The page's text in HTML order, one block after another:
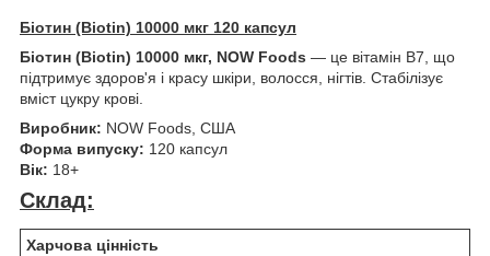
Біотин (Biotin) 10000 мкг 120 капсул
Біотин (Biotin) 10000 мкг, NOW Foods — це вітамін В7, що
підтримує здоров'я і красу шкіри, волосся, нігтів. Стабілізує
вміст цукру крові.
Виробник: NOW Foods, США
Форма випуску: 120 капсул
Вік: 18+
Склад:
Харчова цінність